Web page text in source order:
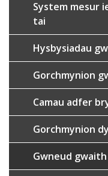
System mesur
tai
Hysbysiadau
Gorchmynion
Camau adfer
Gorchmynion
Gwneud